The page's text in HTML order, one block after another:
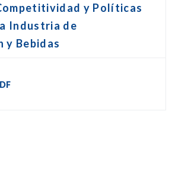
y Políticas
Industria de
y Bebidas